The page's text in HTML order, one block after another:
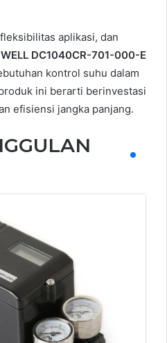
aplikasi, dan
DC1040CR-701-000-E
kontrol suhu dalam
ini berarti berinvestasi
efisiensi jangka panjang.